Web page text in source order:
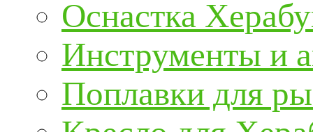
Оснастка
Инструменты и
Поплавки для